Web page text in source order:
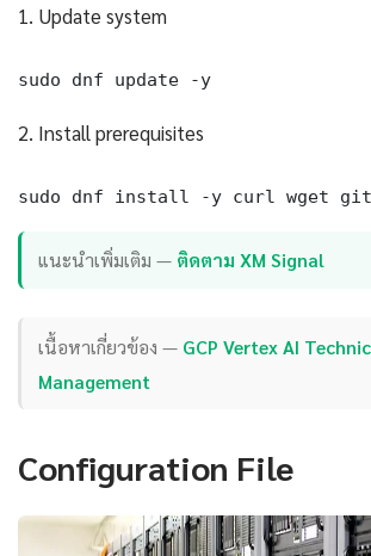
1. Update system
sudo dnf update -y
2. Install prerequisites
sudo dnf install -y curl wget
แนะนำเพิ่มเติม — ติดตาม XM Signal
เนื้อหาเกี่ยวข้อง — GCP Vertex AI
Management
Configuration File